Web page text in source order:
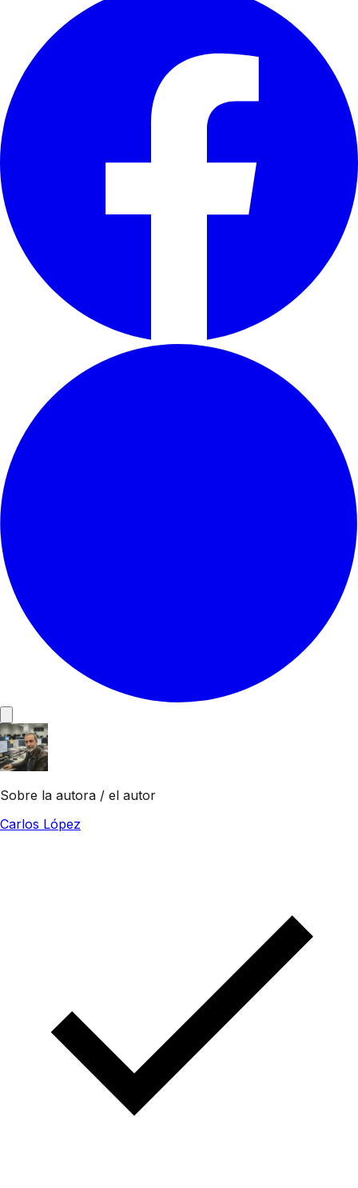
Sobre la autora / el autor
Carlos López